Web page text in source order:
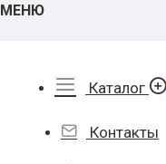
МЕНЮ
Каталог
Контакты